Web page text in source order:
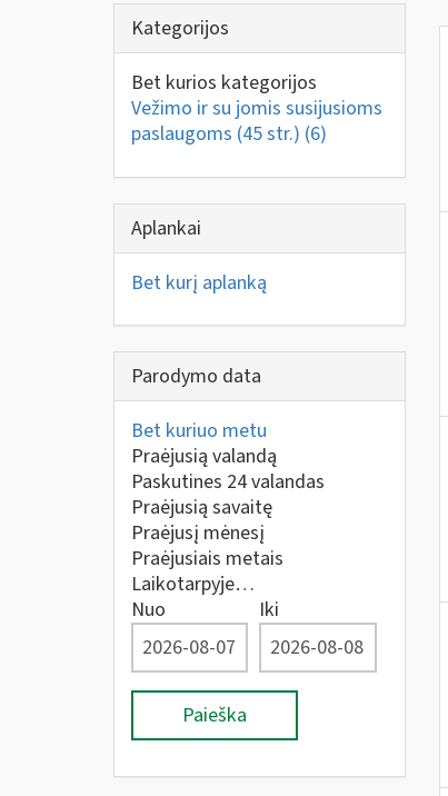
Kategorijos
Bet kurios kategorijos
Vežimo ir su jomis susijusioms
paslaugoms (45 str.) (6)
Aplankai
Bet kurį aplanką
Parodymo data
Bet kuriuo metu
Praėjusią valandą
Paskutines 24 valandas
Praėjusią savaitę
Praėjusį mėnesį
Praėjusiais metais
Laikotarpyje…
Nuo
Iki
Paieška